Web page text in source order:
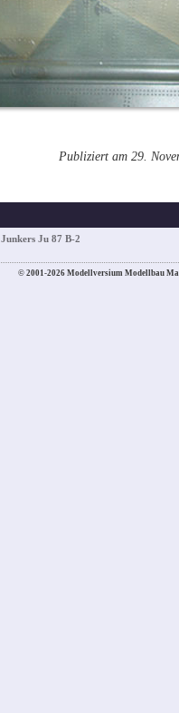
Publiziert am 29.
Junkers Ju 87 B-2
© 2001-2026 Modellversium Modellbau